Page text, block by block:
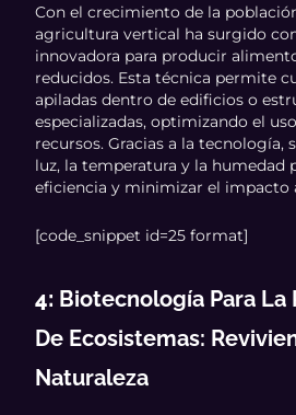
Con el crecimiento de la
agricultura vertical ha surgido
innovadora para producir
reducidos. Esta técnica permite
apiladas dentro de edificios o
especializadas, optimizando el
recursos. Gracias a la tecnología,
luz, la temperatura y la humedad
eficiencia y minimizar el impacto
[code_snippet id=25 format]
4: Biotecnología Para La
De Ecosistemas:
Naturaleza